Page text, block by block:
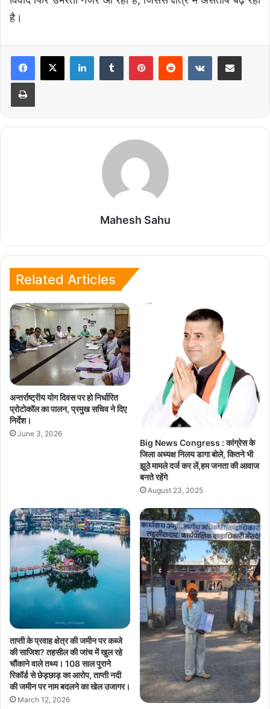
है।
Mahesh Sahu
Related Articles
अन्तर्राष्ट्रीय योग दिवस पर हो निर्धारित
प्रोटोकॉल का पालन, प्रमुख सचिव ने दिए
निर्देश।
June 3, 2026
Big News Congress : कांग्रेस के
जिला अध्यक्ष निलय डागा बोले, कितने भी
झूठे मामले दर्ज कर लें,हम जनता की आवाज
बनते रहेंगे
August 23, 2025
ताप्ती के प्रवाह क्षेत्र की जमीन पर कब्जे
की साजिश? तहसील की जांच में खुल रहे
चौंकाने वाले तथ्य। 108 साल पुराने
रिकॉर्ड से छेड़छाड़ का आरोप, ताप्ती नदी
की जमीन पर नाम बदलने का खेल उजागर।
March 12, 2026